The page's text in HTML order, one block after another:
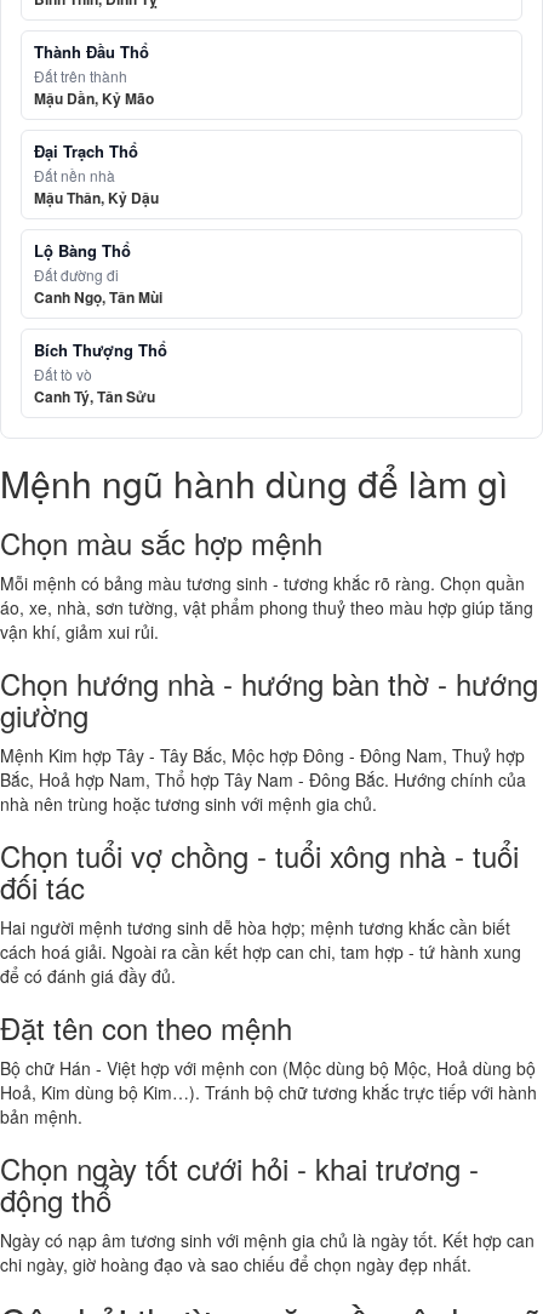
Thành Đầu Thổ
Đất trên thành
Mậu Dần, Kỷ Mão
Đại Trạch Thổ
Đất nền nhà
Mậu Thân, Kỷ Dậu
Lộ Bàng Thổ
Đất đường đi
Canh Ngọ, Tân Mùi
Bích Thượng Thổ
Đất tò vò
Canh Tý, Tân Sửu
Mệnh ngũ hành dùng để làm gì
Chọn màu sắc hợp mệnh
Mỗi mệnh có bảng màu tương sinh - tương khắc rõ ràng. Chọn quần
áo, xe, nhà, sơn tường, vật phẩm phong thuỷ theo màu hợp giúp tăng
vận khí, giảm xui rủi.
Chọn hướng nhà - hướng bàn thờ - hướng
giường
Mệnh Kim hợp Tây - Tây Bắc, Mộc hợp Đông - Đông Nam, Thuỷ hợp
Bắc, Hoả hợp Nam, Thổ hợp Tây Nam - Đông Bắc. Hướng chính của
nhà nên trùng hoặc tương sinh với mệnh gia chủ.
Chọn tuổi vợ chồng - tuổi xông nhà - tuổi
đối tác
Hai người mệnh tương sinh dễ hòa hợp; mệnh tương khắc cần biết
cách hoá giải. Ngoài ra cần kết hợp can chi, tam hợp - tứ hành xung
để có đánh giá đầy đủ.
Đặt tên con theo mệnh
Bộ chữ Hán - Việt hợp với mệnh con (Mộc dùng bộ Mộc, Hoả dùng bộ
Hoả, Kim dùng bộ Kim…). Tránh bộ chữ tương khắc trực tiếp với hành
bản mệnh.
Chọn ngày tốt cưới hỏi - khai trương -
động thổ
Ngày có nạp âm tương sinh với mệnh gia chủ là ngày tốt. Kết hợp can
chi ngày, giờ hoàng đạo và sao chiếu để chọn ngày đẹp nhất.